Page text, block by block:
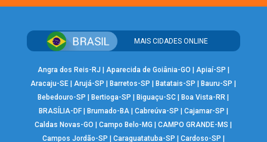
MAIS CIDADES ONLINE
Angra dos Reis-RJ Aparecida de Goiânia-GO Apiaí-SP
Aracaju-SE |Arujá-SP Barretos-SP Batatais-SP Bauru-SP
Bebedouro-SP
Bertioga-SP Biguaçu-SC Boa Vista-RR
BRASÍLIA-DF| Brumado-BA| Cabreúva-SP Cajamar-SP
Caldas Novas-GO
|Campo Belo-MG |CAMPO GRANDE-MS
Campos Jordão-SP
Caraguatatuba-SP Cardoso-SP